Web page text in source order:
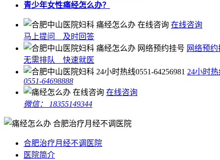
青少年女性痛经怎么办？
在线咨询
马上提问 及时回答
网络预
无需排队 快速就医
24小时
0551-64698888
在线咨询
微信： 18355149344
合肥治疗月经不调医院
医院简介